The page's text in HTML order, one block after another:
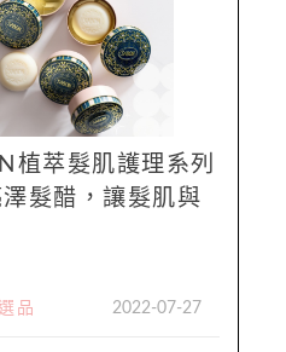
植萃髮肌護理系列
髮醋，讓髮肌與
品 2022-07-27